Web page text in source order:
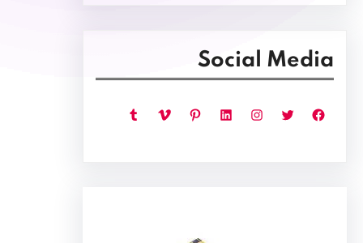
Social Media
فيسبوك تويتر إنستجرام لينكد إن بينتريست فيميو تمبلر